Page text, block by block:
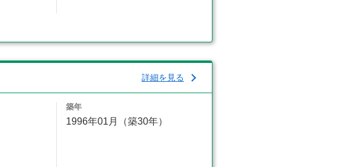
詳細を見る
築年
1996年01月（築30年）